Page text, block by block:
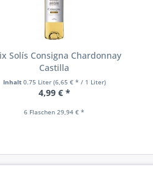
Solís Consigna Chardonnay
Castilla
Inhalt 0.75 Liter (6,65 € * / 1 Liter)
4,99 € *
6 Flaschen 29,94 € *